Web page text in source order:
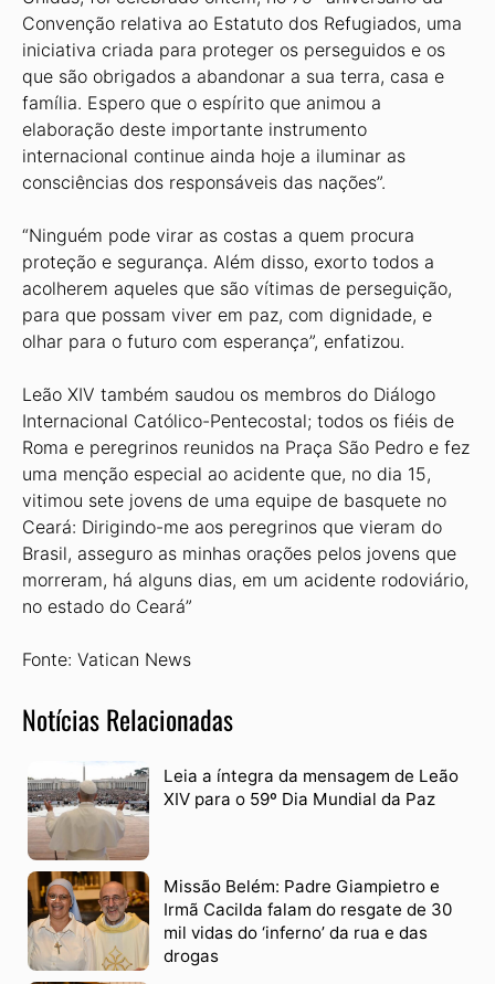
Convenção relativa ao Estatuto dos Refugiados, uma
iniciativa criada para proteger os perseguidos e os
que são obrigados a abandonar a sua terra, casa e
família. Espero que o espírito que animou a
elaboração deste importante instrumento
internacional continue ainda hoje a iluminar as
consciências dos responsáveis das nações”.
“Ninguém pode virar as costas a quem procura
proteção e segurança. Além disso, exorto todos a
acolherem aqueles que são vítimas de perseguição,
para que possam viver em paz, com dignidade, e
olhar para o futuro com esperança”, enfatizou.
Leão XIV também saudou os membros do Diálogo
Internacional Católico-Pentecostal; todos os fiéis de
Roma e peregrinos reunidos na Praça São Pedro e fez
uma menção especial ao acidente que, no dia 15,
vitimou sete jovens de uma equipe de basquete no
Ceará: Dirigindo-me aos peregrinos que vieram do
Brasil, asseguro as minhas orações pelos jovens que
morreram, há alguns dias, em um acidente rodoviário,
no estado do Ceará”
Fonte: Vatican News
Notícias Relacionadas
Leia a íntegra da mensagem de Leão
XIV para o 59º Dia Mundial da Paz
Missão Belém: Padre Giampietro e
Irmã Cacilda falam do resgate de 30
mil vidas do ‘inferno’ da rua e das
drogas